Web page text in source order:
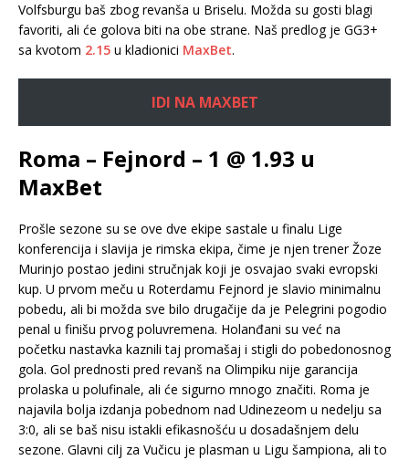
Volfsburgu baš zbog revanša u Briselu. Možda su gosti blagi
favoriti, ali će golova biti na obe strane. Naš predlog je GG3+
sa kvotom 2.15 u kladionici MaxBet.
IDI NA MAXBET
Roma – Fejnord – 1 @ 1.93 u
MaxBet
Prošle sezone su se ove dve ekipe sastale u finalu Lige
konferencija i slavija je rimska ekipa, čime je njen trener Žoze
Murinjo postao jedini stručnjak koji je osvajao svaki evropski
kup. U prvom meču u Roterdamu Fejnord je slavio minimalnu
pobedu, ali bi možda sve bilo drugačije da je Pelegrini pogodio
penal u finišu prvog poluvremena. Holanđani su već na
početku nastavka kaznili taj promašaj i stigli do pobedonosnog
gola. Gol prednosti pred revanš na Olimpiku nije garancija
prolaska u polufinale, ali će sigurno mnogo značiti. Roma je
najavila bolja izdanja pobednom nad Udinezeom u nedelju sa
3:0, ali se baš nisu istakli efikasnošću u dosadašnjem delu
sezone. Glavni cilj za Vučicu je plasman u Ligu šampiona, ali to